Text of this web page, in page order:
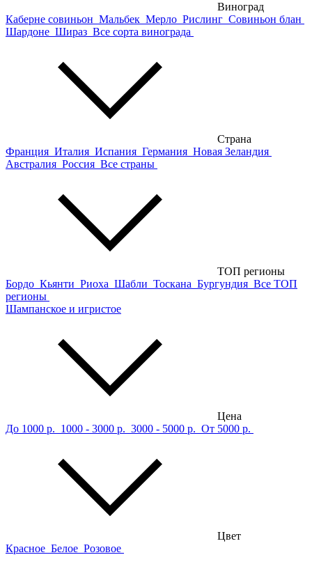
Виноград
Каберне совиньон Мальбек Мерло Рислинг Совиньон блан
Шардоне Шираз Все сорта винограда
Страна
Франция Италия Испания Германия Новая Зеландия
Австралия Россия Все страны
ТОП регионы
Бордо Кьянти Риоха Шабли Тоскана Бургундия Все ТОП
регионы
Шампанское и игристое
Цена
До 1000 р. 1000 - 3000 р. 3000 - 5000 р. От 5000 р.
Цвет
Красное Белое Розовое